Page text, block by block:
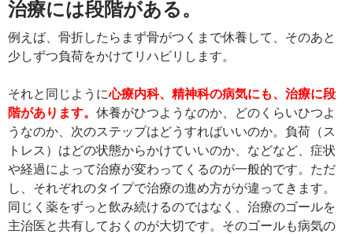
治療には段階がある。
例えば、骨折したらまず骨がつくまで休養して、そのあと
少しずつ負荷をかけてリハビリします。
それと同じように心療内科、精神科の病気にも、治療に段
階があります。 休養がひつようなのか、どのくらいひつよ
うなのか、次のステップはどうすればいいのか。負荷（ス
トレス）はどの状態からかけていいのか、などなど、症状
や経過によって治療が変わってくるのが一般的です。ただ
し、それぞれのタイプで治療の進め方がが違ってきます。
同じく薬をずっと飲み続けるのではなく、治療のゴールを
主治医と共有しておくのが大切です。そのゴールも病気の